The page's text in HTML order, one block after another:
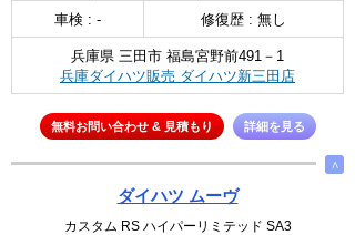
車検 : - 修復歴 : 無し
兵庫県 三田市 福島宮野前491－1
兵庫ダイハツ販売 ダイハツ新三田店
無料お問い合わせ & 見積もり 詳細を見る
∧
ダイハツ ムーヴ
カスタム RS ハイパーリミテッド SA3